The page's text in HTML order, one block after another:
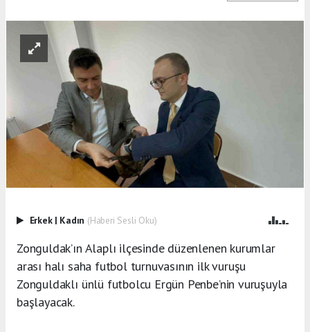
Erkek | Kadın (Haberi Sesli Oku)
Zonguldak’ın Alaplı ilçesinde düzenlenen kurumlar
arası halı saha futbol turnuvasının ilk vuruşu
Zonguldaklı ünlü futbolcu Ergün Penbe’nin vuruşuyla
başlayacak.